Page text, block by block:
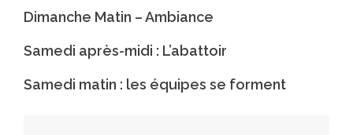
Dimanche Matin – Ambiance
Samedi après-midi : L’abattoir
Samedi matin : les équipes se forment